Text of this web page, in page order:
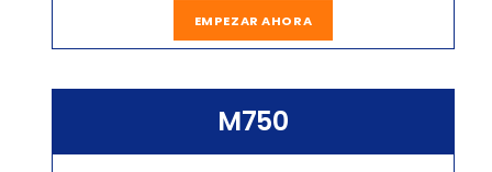
EMPEZAR AHORA
M750